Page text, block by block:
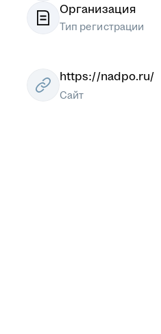
Организация
Тип регистрации
https://nadpo.ru/
Сайт